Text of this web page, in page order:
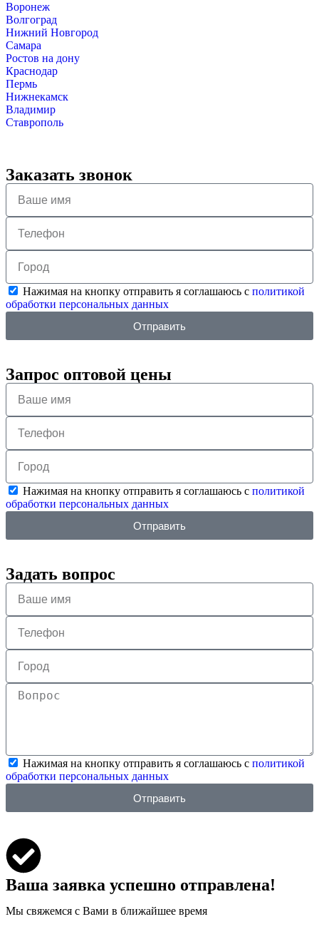
Воронеж
Волгоград
Нижний Новгород
Самара
Ростов на дону
Краснодар
Пермь
Нижнекамск
Владимир
Ставрополь
Заказать звонок
Нажимая на кнопку отправить я соглашаюсь с политикой
обработки персональных данных
Отправить
Запрос оптовой цены
Нажимая на кнопку отправить я соглашаюсь с политикой
обработки персональных данных
Отправить
Задать вопрос
Нажимая на кнопку отправить я соглашаюсь с политикой
обработки персональных данных
Отправить
Ваша заявка успешно отправлена!
Мы свяжемся с Вами в ближайшее время